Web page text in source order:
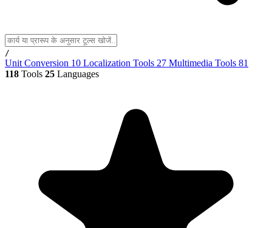
/
Unit Conversion 10 Localization Tools 27 Multimedia Tools 81
118 Tools 25 Languages